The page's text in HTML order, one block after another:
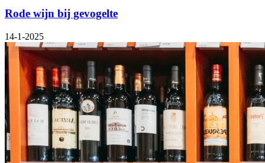
Rode wijn bij gevogelte
14-1-2025